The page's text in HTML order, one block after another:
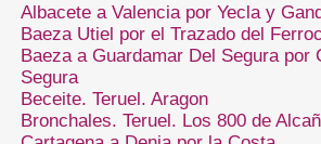
Albacete a Valencia por Yecla y
Baeza Utiel por el Trazado del
Baeza a Guardamar Del Segura por
Segura
Beceite. Teruel. Aragon
Bronchales. Teruel. Los 800 de